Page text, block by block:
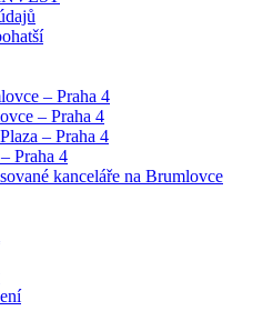
– Praha 4
– Praha 4
– Praha 4
Praha 4
kanceláře na Brumlovce